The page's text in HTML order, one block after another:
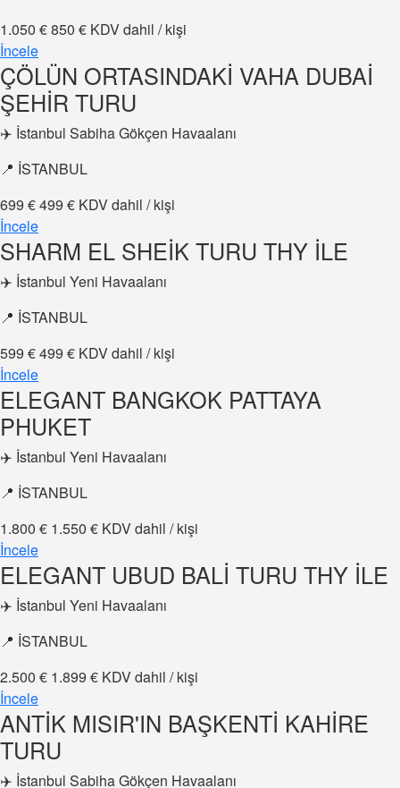
1.050 €850 € KDV dahil / kişi
İncele
ÇÖLÜN ORTASINDAKİ VAHA DUBAİ
ŞEHİR TURU
✈️ İstanbul Sabiha Gökçen Havaalanı
📍 İSTANBUL
699 €499 € KDV dahil / kişi
İncele
SHARM EL SHEİK TURU THY İLE
✈️ İstanbul Yeni Havaalanı
📍 İSTANBUL
599 €499 € KDV dahil / kişi
İncele
ELEGANT BANGKOK PATTAYA
PHUKET
✈️ İstanbul Yeni Havaalanı
📍 İSTANBUL
1.800 € 1.550 € KDV dahil / kişi
İncele
ELEGANT UBUD BALİ TURU THY İLE
✈️ İstanbul Yeni Havaalanı
📍 İSTANBUL
2.500 € 1.899 € KDV dahil / kişi
İncele
ANTİK MISIR'IN BAŞKENTİ KAHİRE
TURU
✈️ İstanbul Sabiha Gökçen Havaalanı